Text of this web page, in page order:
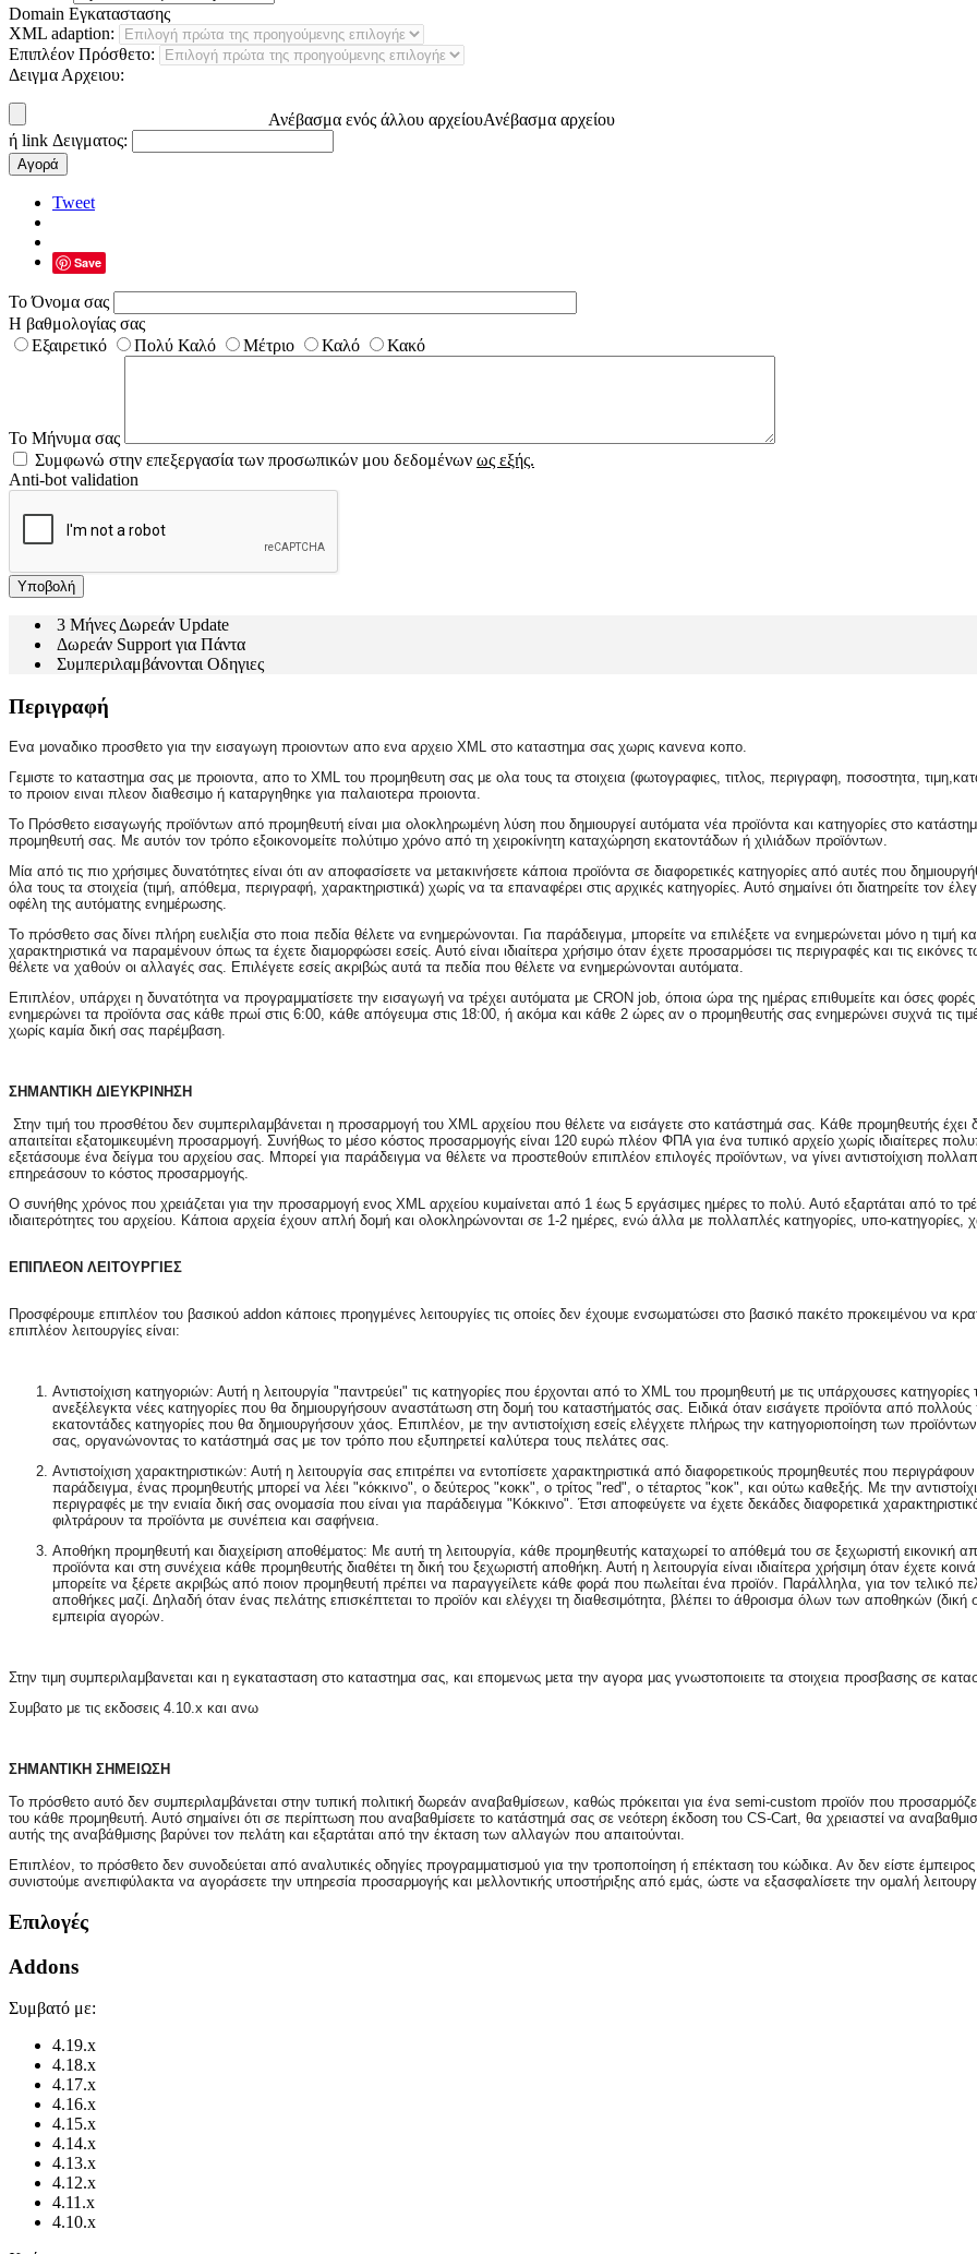
Domain Εγκαταστασης
XML adaption:
Επιπλέον Πρόσθετο:
Δειγμα Αρχειου:
Ανέβασμα ενός άλλου αρχείουΑνέβασμα αρχείου
ή link Δειγματος:
Αγορά
Tweet
Save
Το Όνομα σας
Η βαθμολογίας σας
Εξαιρετικό
Πολύ Καλό Μέτριο Καλό Κακό
Το Μήνυμα σας
Συμφωνώ στην επεξεργασία των προσωπικών μου δεδομένων ως εξής.
Anti-bot validation
Υποβολή
3 Μήνες Δωρεάν Update
Δωρεάν Support για Πάντα
Συμπεριλαμβάνονται Οδηγιες
Περιγραφή
Ενα μοναδικο προσθετο για την εισαγωγη προιοντων απο ενα αρχειο XML στο καταστημα σας χωρις κανενα κοπο.
Γεμιστε το καταστημα σας με προιοντα, απο το XML του προμηθευτη σας με ολα τους τα στοιχεια (φωτογραφιες, τιτλος, περιγραφη, ποσοστητα,
το προιον ειναι πλεον διαθεσιμο ή καταργηθηκε για παλαιοτερα προιοντα.
Το Πρόσθετο εισαγωγής προϊόντων από προμηθευτή είναι μια ολοκληρωμένη λύση που δημιουργεί αυτόματα νέα προϊόντα και κατηγορίες στο
προμηθευτή σας. Με αυτόν τον τρόπο εξοικονομείτε πολύτιμο χρόνο από τη χειροκίνητη καταχώρηση εκατοντάδων ή χιλιάδων προϊόντων.
Μία από τις πιο χρήσιμες δυνατότητες είναι ότι αν αποφασίσετε να μετακινήσετε κάποια προϊόντα σε διαφορετικές κατηγορίες από αυτές που
όλα τους τα στοιχεία (τιμή, απόθεμα, περιγραφή, χαρακτηριστικά) χωρίς να τα επαναφέρει στις αρχικές κατηγορίες. Αυτό σημαίνει ότι διατηρείτε
οφέλη της αυτόματης ενημέρωσης.
Το πρόσθετο σας δίνει πλήρη ευελιξία στο ποια πεδία θέλετε να ενημερώνονται. Για παράδειγμα, μπορείτε να επιλέξετε να ενημερώνεται μόνο η
χαρακτηριστικά να παραμένουν όπως τα έχετε διαμορφώσει εσείς. Αυτό είναι ιδιαίτερα χρήσιμο όταν έχετε προσαρμόσει τις περιγραφές και τις
θέλετε να χαθούν οι αλλαγές σας. Επιλέγετε εσείς ακριβώς αυτά τα πεδία που θέλετε να ενημερώνονται αυτόματα.
Επιπλέον, υπάρχει η δυνατότητα να προγραμματίσετε την εισαγωγή να τρέχει αυτόματα με CRON job, όποια ώρα της ημέρας επιθυμείτε και όσες
ενημερώνει τα προϊόντα σας κάθε πρωί στις 6:00, κάθε απόγευμα στις 18:00, ή ακόμα και κάθε 2 ώρες αν ο προμηθευτής σας ενημερώνει συχνά τις
χωρίς καμία δική σας παρέμβαση.
ΣΗΜΑΝΤΙΚΗ ΔΙΕΥΚΡΙΝΗΣΗ
Στην τιμή του προσθέτου δεν συμπεριλαμβάνεται η προσαρμογή του XML αρχείου που θέλετε να εισάγετε στο κατάστημά σας. Κάθε προμηθευτής έχει
απαιτείται εξατομικευμένη προσαρμογή. Συνήθως το μέσο κόστος προσαρμογής είναι 120 ευρώ πλέον ΦΠΑ για ένα τυπικό αρχείο χωρίς ιδιαίτερες
εξετάσουμε ένα δείγμα του αρχείου σας. Μπορεί για παράδειγμα να θέλετε να προστεθούν επιπλέον επιλογές προϊόντων, να γίνει αντιστοίχιση
επηρεάσουν το κόστος προσαρμογής.
Ο συνήθης χρόνος που χρειάζεται για την προσαρμογή ενος XML αρχείου κυμαίνεται από 1 έως 5 εργάσιμες ημέρες το πολύ. Αυτό εξαρτάται από το
ιδιαιτερότητες του αρχείου. Κάποια αρχεία έχουν απλή δομή και ολοκληρώνονται σε 1-2 ημέρες, ενώ άλλα με πολλαπλές κατηγορίες, υπο-κατηγορίες,
ΕΠΙΠΛΕΟΝ ΛΕΙΤΟΥΡΓΙΕΣ
Προσφέρουμε επιπλέον του βασικού addon κάποιες προηγμένες λειτουργίες τις οποίες δεν έχουμε ενσωματώσει στο βασικό πακέτο προκειμένου να
επιπλέον λειτουργίες είναι:
Αντιστοίχιση κατηγοριών: Αυτή η λειτουργία "παντρεύει" τις κατηγορίες που έρχονται από το XML του προμηθευτή με τις υπάρχουσες
ανεξέλεγκτα νέες κατηγορίες που θα δημιουργήσουν αναστάτωση στη δομή του καταστήματός σας. Ειδικά όταν εισάγετε προϊόντα από πολλούς
εκατοντάδες κατηγορίες που θα δημιουργήσουν χάος. Επιπλέον, με την αντιστοίχιση εσείς ελέγχετε πλήρως την κατηγοριοποίηση των
σας, οργανώνοντας το κατάστημά σας με τον τρόπο που εξυπηρετεί καλύτερα τους πελάτες σας.
Αντιστοίχιση χαρακτηριστικών: Αυτή η λειτουργία σας επιτρέπει να εντοπίσετε χαρακτηριστικά από διαφορετικούς προμηθευτές που
παράδειγμα, ένας προμηθευτής μπορεί να λέει "κόκκινο", ο δεύτερος "κοκκ", ο τρίτος "red", ο τέταρτος "κοκ", και ούτω καθεξής. Με την
περιγραφές με την ενιαία δική σας ονομασία που είναι για παράδειγμα "Κόκκινο". Έτσι αποφεύγετε να έχετε δεκάδες διαφορετικά
φιλτράρουν τα προϊόντα με συνέπεια και σαφήνεια.
Αποθήκη προμηθευτή και διαχείριση αποθέματος: Με αυτή τη λειτουργία, κάθε προμηθευτής καταχωρεί το απόθεμά του σε ξεχωριστή εικονική
προϊόντα και στη συνέχεια κάθε προμηθευτής διαθέτει τη δική του ξεχωριστή αποθήκη. Αυτή η λειτουργία είναι ιδιαίτερα χρήσιμη όταν
μπορείτε να ξέρετε ακριβώς από ποιον προμηθευτή πρέπει να παραγγείλετε κάθε φορά που πωλείται ένα προϊόν. Παράλληλα, για τον τελικό
αποθήκες μαζί. Δηλαδή όταν ένας πελάτης επισκέπτεται το προϊόν και ελέγχει τη διαθεσιμότητα, βλέπει το άθροισμα όλων των αποθηκών
εμπειρία αγορών.
Στην τιμη συμπεριλαμβανεται και η εγκατασταση στο καταστημα σας, και επομενως μετα την αγορα μας γνωστοποιειτε τα στοιχεια προσβασης σε
Συμβατο με τις εκδοσεις 4.10.x και ανω
ΣΗΜΑΝΤΙΚΗ ΣΗΜΕΙΩΣΗ
Το πρόσθετο αυτό δεν συμπεριλαμβάνεται στην τυπική πολιτική δωρεάν αναβαθμίσεων, καθώς πρόκειται για ένα semi-custom προϊόν που
του κάθε προμηθευτή. Αυτό σημαίνει ότι σε περίπτωση που αναβαθμίσετε το κατάστημά σας σε νεότερη έκδοση του CS-Cart, θα χρειαστεί να
αυτής της αναβάθμισης βαρύνει τον πελάτη και εξαρτάται από την έκταση των αλλαγών που απαιτούνται.
Επιπλέον, το πρόσθετο δεν συνοδεύεται από αναλυτικές οδηγίες προγραμματισμού για την τροποποίηση ή επέκταση του κώδικα. Αν δεν είστε
συνιστούμε ανεπιφύλακτα να αγοράσετε την υπηρεσία προσαρμογής και μελλοντικής υποστήριξης από εμάς, ώστε να εξασφαλίσετε την ομαλή
Επιλογές
Addons
Συμβατό με:
4.19.x
4.18.x
4.17.x
4.16.x
4.15.x
4.14.x
4.13.x
4.12.x
4.11.x
4.10.x